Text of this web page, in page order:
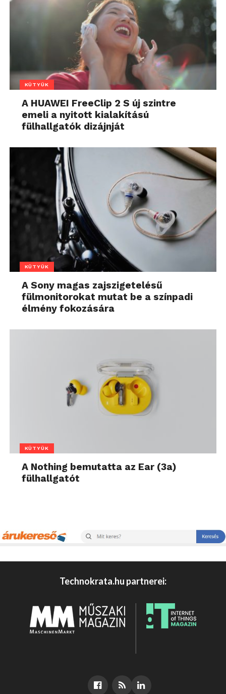
KÜTYÜK
A HUAWEI FreeClip 2 S új szintre
emeli a nyitott kialakítású
fülhallgatók dizájnját
KÜTYÜK
A Sony magas zajszigetelésű
fülmonitorokat mutat be a színpadi
élmény fokozására
KÜTYÜK
A Nothing bemutatta az Ear (3a)
fülhallgatót
Technokrata.hu partnerei: